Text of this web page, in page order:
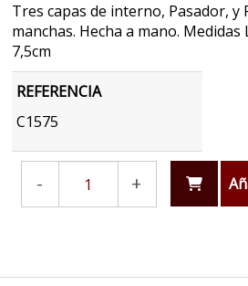
Tres capas de interno, Pasador, y
manchas. Hecha a mano. Medidas
7,5cm
REFERENCIA
C1575
- +